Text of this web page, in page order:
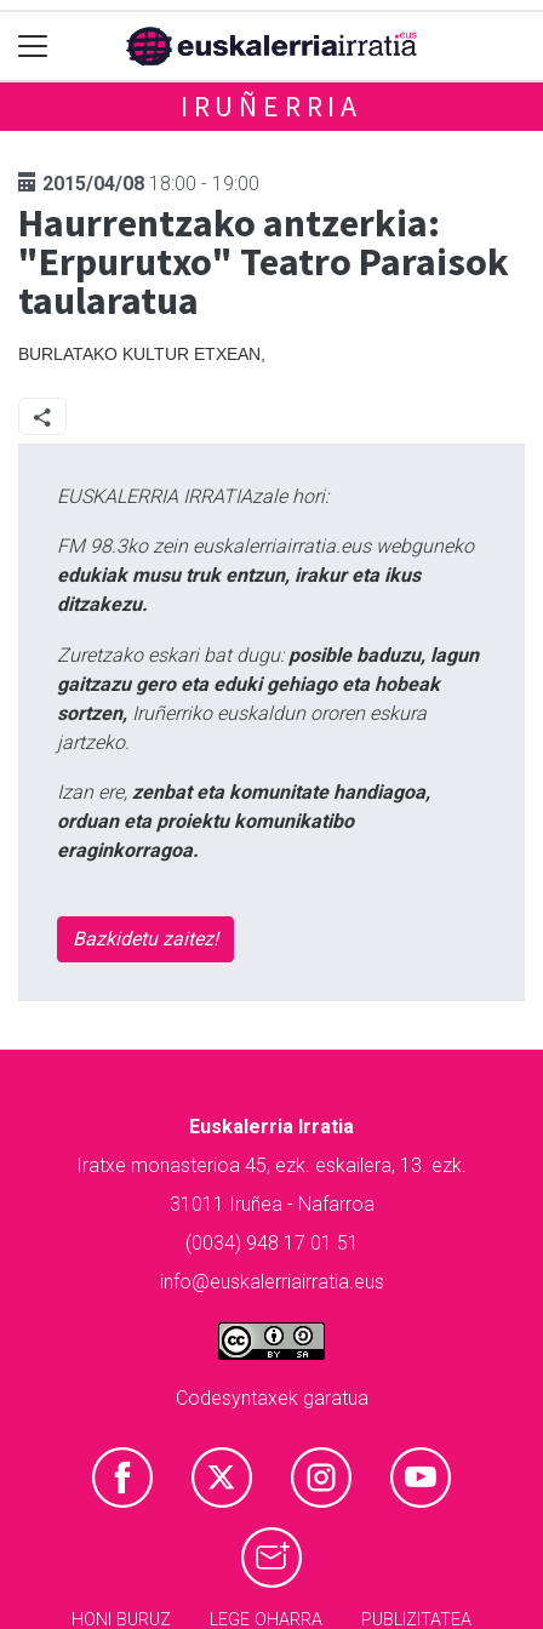
IRUÑERRIA
2015/04/08 18:00 - 19:00
Haurrentzako antzerkia:
"Erpurutxo" Teatro Paraisok
taularatua
BURLATAKO KULTUR ETXEAN,
EUSKALERRIA IRRATIAzale hori:
FM 98.3ko zein euskalerriairratia.eus webguneko
edukiak musu truk entzun, irakur eta ikus
ditzakezu.
Zuretzako eskari bat dugu: posible baduzu, lagun
gaitzazu gero eta eduki gehiago eta hobeak
sortzen, Iruñerriko euskaldun ororen eskura
jartzeko.
Izan ere, zenbat eta komunitate handiagoa,
orduan eta proiektu komunikatibo
eraginkorragoa.
Bazkidetu zaitez!
Euskalerria Irratia
Iratxe monasterioa 45, ezk. eskailera, 13. ezk.
31011 Iruñea - Nafarroa
(0034) 948 17 01 51
info@euskalerriairratia.eus
Codesyntaxek garatua
HONI BURUZ LEGE OHARRA PUBLIZITATEA